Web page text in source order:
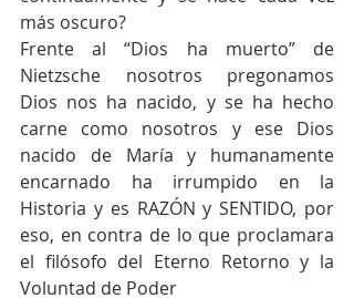
más oscuro?
Frente al “Dios ha muerto” de
Nietzsche nosotros pregonamos
Dios nos ha nacido, y se ha hecho
carne como nosotros y ese Dios
nacido de María y humanamente
encarnado ha irrumpido en la
Historia y es RAZÓN y SENTIDO, por
eso, en contra de lo que proclamara
el filósofo del Eterno Retorno y la
Voluntad de Poder